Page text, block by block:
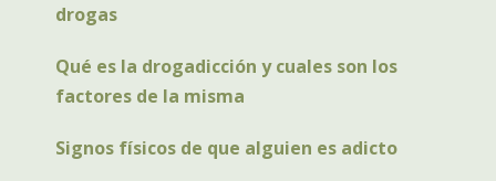
drogas
Qué es la drogadicción y cuales son los
factores de la misma
Signos físicos de que alguien es adicto